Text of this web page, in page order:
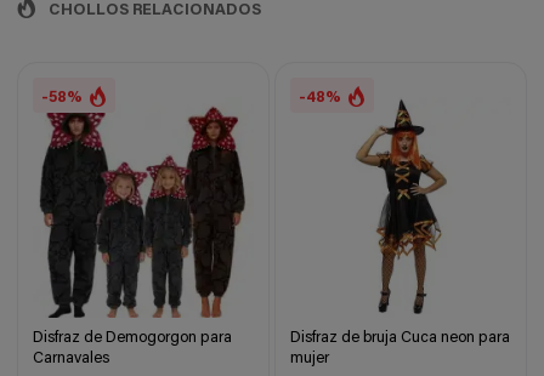
CHOLLOS RELACIONADOS
-58%
Disfraz de Demogorgon para
Carnavales
-48%
Disfraz de bruja Cuca neon para
mujer